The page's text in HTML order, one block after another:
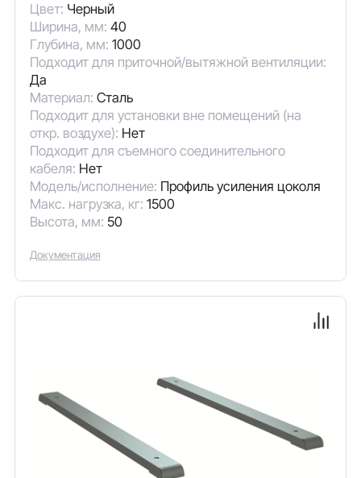
Цвет: Черный
Ширина, мм: 40
Глубина, мм: 1000
Подходит для приточной/вытяжной вентиляции:
Да
Материал: Сталь
Подходит для установки вне помещений (на
откр. воздухе): Нет
Подходит для съемного соединительного
кабеля: Нет
Модель/исполнение: Профиль усиления цоколя
Макс. нагрузка, кг: 1500
Высота, мм: 50
Документация